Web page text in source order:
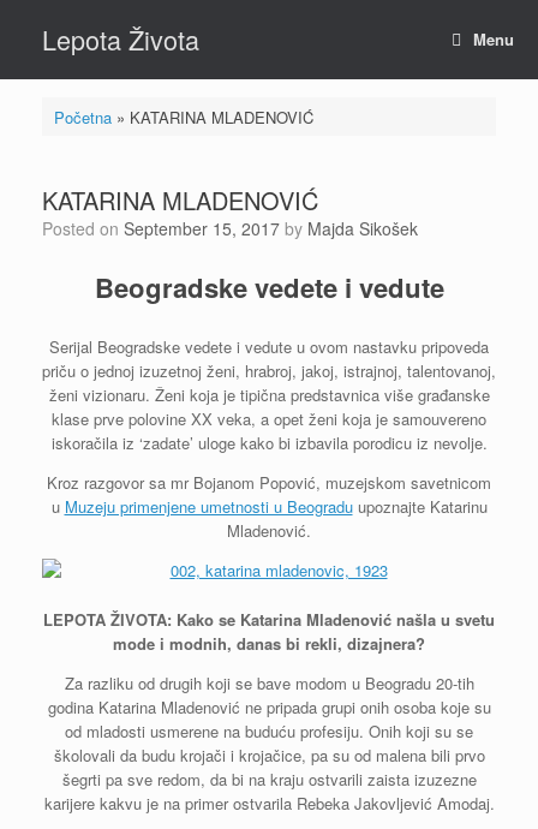
contentLepota Života Menu
Početna» KATARINA MLADENOVIĆ
KATARINA MLADENOVIĆ
Posted on September 15, 2017 by Majda Sikošek
Beogradske vedete i vedute
Serijal Beogradske vedete i vedute u ovom nastavku pripoveda
priču o jednoj izuzetnoj ženi, hrabroj, jakoj, istrajnoj, talentovanoj,
ženi vizionaru. Ženi koja je tipična predstavnica više građanske
klase prve polovine XX veka, a opet ženi koja je samouvereno
iskoračila iz ‘zadate’ uloge kako bi izbavila porodicu iz nevolje.
Kroz razgovor sa mr Bojanom Popović, muzejskom savetnicom
u Muzeju primenjene umetnosti u Beograduupoznajte Katarinu
Mladenović.
LEPOTA ŽIVOTA: Kako se Katarina Mladenović našla u svetu
mode i modnih, danas bi rekli, dizajnera?
Za razliku od drugih koji se bave modom u Beogradu 20-tih
godina Katarina Mladenović ne pripada grupi onih osoba koje su
od mladosti usmerene na buduću profesiju. Onih koji su se
školovali da budu krojači i krojačice, pa su od malena bili prvo
šegrti pa sve redom, da bi na kraju ostvarili zaista izuzezne
karijere kakvu je na primer ostvarila Rebeka Jakovljević Amodaj.